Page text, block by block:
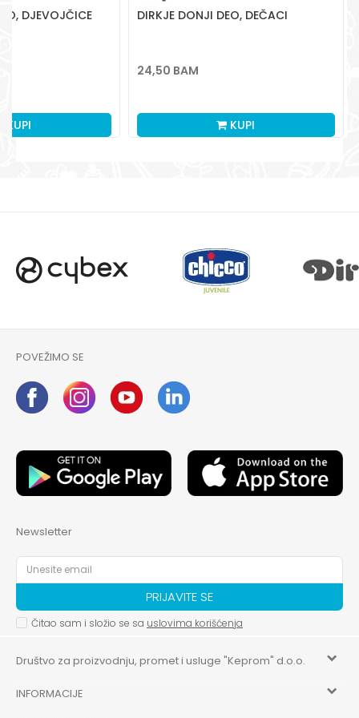
DJEVOJČICE
KUPI
DIRKJE DONJI DEO, DEČACI
24,50 BAM
KUPI
POVEŽIMO SE
Newsletter
PRIJAVITE SE
Čitao sam i složio se sa uslovima korišćenja
Društvo za proizvodnju, promet i usluge "Keprom" d.o.o.
HILANDARSKA 32, ISTOČNO NOVO SARAJEVO, ISTOČNO
INFORMACIJE